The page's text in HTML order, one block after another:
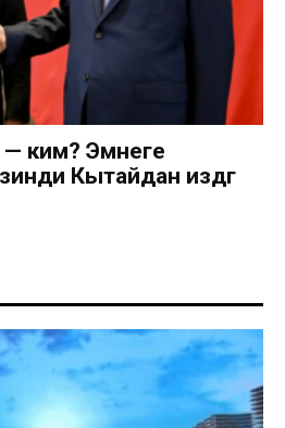
ким? Эмнеге
Кытайдан издөөгө